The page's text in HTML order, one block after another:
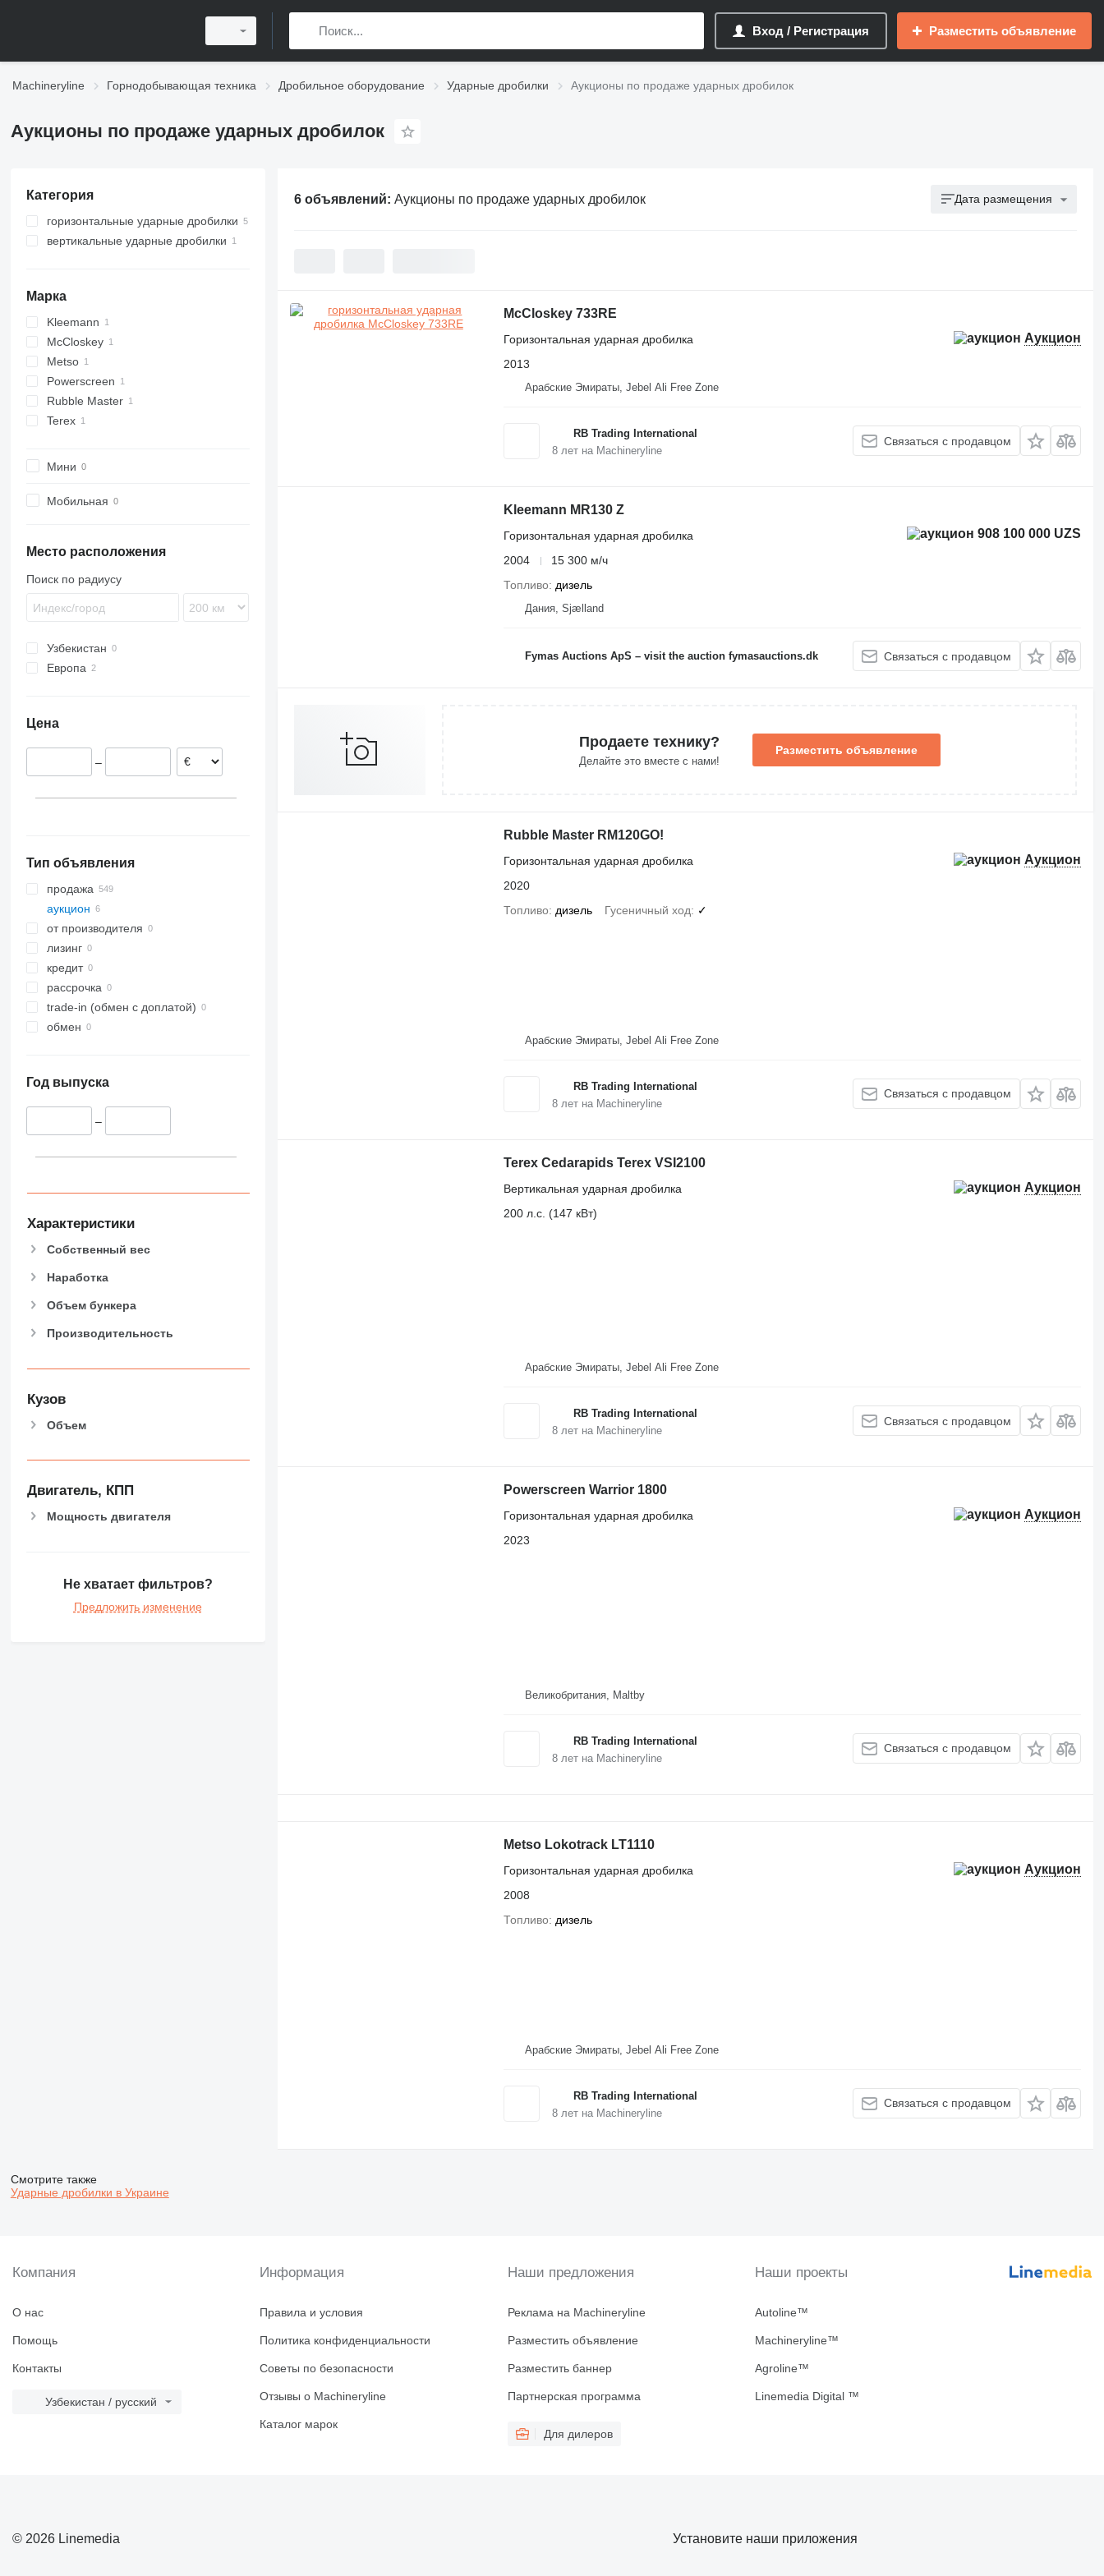
Вход / Регистрация Разместить объявление
Machineryline Горнодобывающая техника Дробильное оборудование Ударные дробилки Аукционы по продаже ударных дробилок
Аукционы по продаже ударных дробилок
Категория
горизонтальные ударные дробилки
вертикальные ударные дробилки
Марка
Kleemann
McCloskey
Metso
Lokotrack
Powerscreen
Warrior
Rubble Master
RM
Terex
Мини
Мобильная
Место расположения
Поиск по радиусу
Узбекистан
Европа
Цена
–
Тип объявления
продажа
аукцион
от производителя
лизинг
кредит
рассрочка
trade-in (обмен с доплатой)
обмен
Год выпуска
–
Характеристики
Собственный вес
Наработка
Объем бункера
Производительность
Кузов
Объем
Двигатель, КПП
Мощность двигателя
Не хватает фильтров?
Предложить изменение
6 объявлений: Аукционы по продаже ударных дробилок Дата размещения
McCloskey 733RE
Аукцион
Горизонтальная ударная дробилка
2013
Арабские Эмираты, Jebel Ali Free Zone
RB Trading International
8лет на Machineryline
Связаться с продавцом
Kleemann MR130 Z
908 100 000 UZS
Горизонтальная ударная дробилка
2004
15 300 м/ч
Топливо
дизель
Дания, Sjælland
Fymas Auctions ApS – visit the auction fymasauctions.dk Связаться с продавцом
Продаете технику?
Делайте это вместе с нами!
Разместить объявление
Rubble Master RM120GO!
Аукцион
Горизонтальная ударная дробилка
2020
Топливо
дизель Гусеничный ход ✓
Арабские Эмираты, Jebel Ali Free Zone
RB Trading International
8лет на Machineryline
Связаться с продавцом
Terex Cedarapids Terex VSI2100
Аукцион
Вертикальная ударная дробилка
200 л.с. (147 кВт)
Арабские Эмираты, Jebel Ali Free Zone
RB Trading International
8лет на Machineryline
Связаться с продавцом
Powerscreen Warrior 1800
Аукцион
Горизонтальная ударная дробилка
2023
Великобритания, Maltby
RB Trading International
8лет на Machineryline
Связаться с продавцом
Metso Lokotrack LT1110
Аукцион
Горизонтальная ударная дробилка
2008
Топливо дизель
Арабские Эмираты, Jebel Ali Free Zone
RB Trading International
8лет на Machineryline
Связаться с продавцом
Смотрите также
Ударные дробилки в Украине
Компания
О нас
Помощь
Контакты
Узбекистан / русский
Информация
Правила и условия
Политика конфиденциальности
Советы по безопасности
Отзывы о Machineryline
Каталог марок
Наши предложения
Реклама на Machineryline
Разместить объявление
Разместить баннер
Партнерская программа
Для дилеров
Наши проекты
Autoline™
Machineryline™
Agroline™
Linemedia Digital ™
© 2026 Linemedia Установите наши приложения